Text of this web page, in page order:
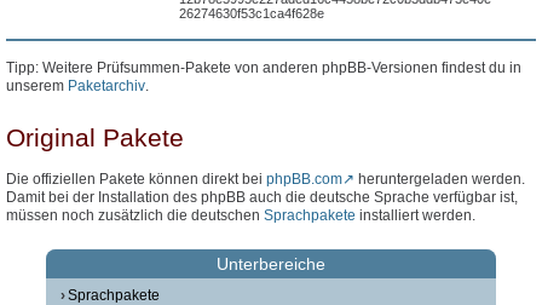
26274630f53c1ca4f628e
Tipp: Weitere Prüfsummen-Pakete von anderen phpBB-Versionen findest du in
unserem Paketarchiv.
Original Pakete
Die offiziellen Pakete können direkt bei phpBB.com
heruntergeladen werden.
Damit bei der Installation des phpBB auch die deutsche Sprache verfügbar ist,
müssen noch zusätzlich die deutschen Sprachpakete installiert werden.
Unterbereiche
Sprachpakete